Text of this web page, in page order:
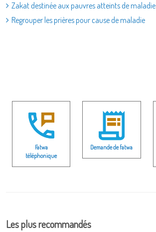
Zakat destinée aux pauvres atteints de maladie
Regrouper les prières pour cause de maladie
Fatwa
téléphonique
Demande de fatwa
Les plus recommandés